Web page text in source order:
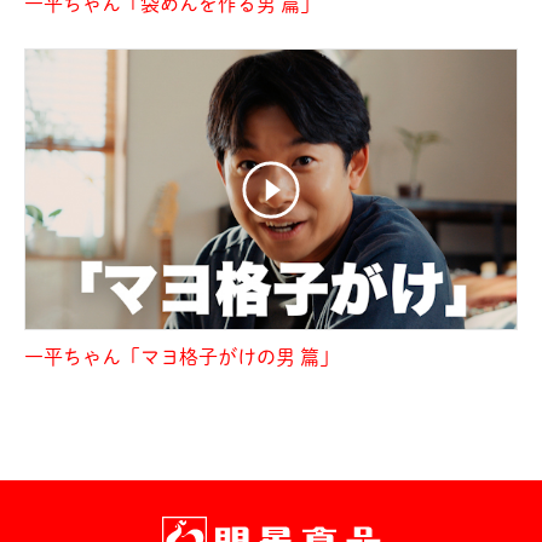
一平ちゃん「マヨ格子がけの男 篇」